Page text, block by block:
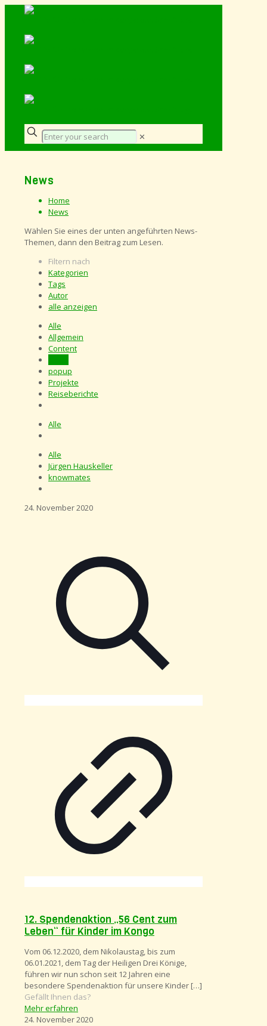
✕
News
Home
News
Wählen Sie eines der unten angeführten News-
Themen, dann den Beitrag zum Lesen.
Filtern nach
Kategorien
Tags
Autor
alle anzeigen
Alle
Allgemein
Content
popup
Projekte
Reiseberichte
Alle
Alle
Jürgen Hauskeller
knowmates
24. November 2020
12. Spendenaktion „56 Cent zum
Leben“ für Kinder im Kongo
Vom 06.12.2020, dem Nikolaustag, bis zum
06.01.2021, dem Tag der Heiligen Drei Könige,
führen wir nun schon seit 12 Jahren eine
besondere Spendenaktion für unsere Kinder […]
Gefällt Ihnen das?
Mehr erfahren
24. November 2020